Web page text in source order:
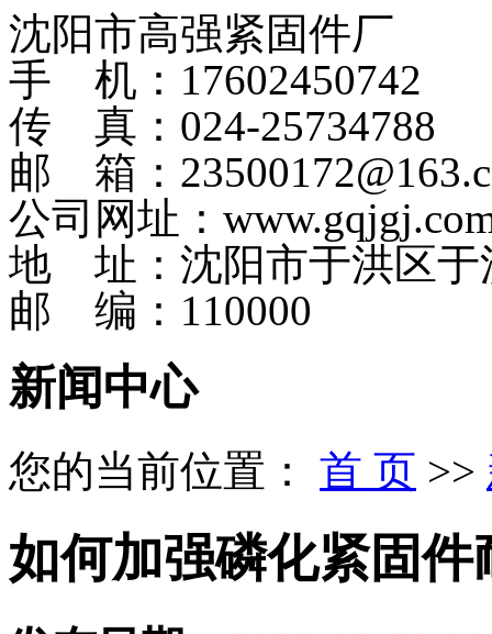
沈阳市高强紧固件厂
手 机：17602450742
传 真：024-25734788
邮 箱：
公司网址：
地 址：沈阳市于洪区于
邮 编：110000
新闻中心
您的当前位置： 首 页 >>
如何加强磷化紧固